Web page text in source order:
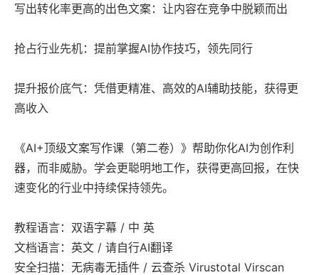
写出转化率更高的出色文案：让内容在竞争中脱颖而出
抢占行业先机：提前掌握AI协作技巧，领先同行
提升报价底气：凭借更精准、高效的AI辅助技能，获得更
高收入
《AI+顶级文案写作课（第二卷）》帮助你化AI为创作利
器，而非威胁。学会更聪明地工作，获得更高回报，在快
速变化的行业中持续保持领先。
教程语言：双语字幕 / 中 英
文档语言：英文 / 请自行AI翻译
安全扫描：无病毒无插件 / 云查杀 Virustotal Virscan